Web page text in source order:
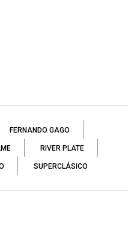
FERNANDO GAGO
RIVER PLATE
SUPERCLÁSICO